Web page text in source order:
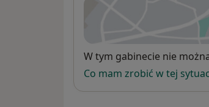
Dostępność
W tym gabinecie nie
Co mam zrobić w tej